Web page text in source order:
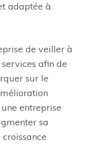
adaptée à
de veiller à
afin de
sur le
entreprise
sa